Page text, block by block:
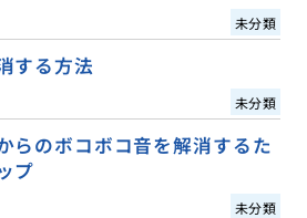
未分類
する方法
未分類
らのボコボコ音を解消するた
プ
未分類